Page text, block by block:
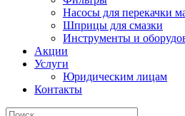
Насосы для перекачки
Шприцы для смазки
Инструменты и
Акции
Услуги
Юридическим лицам
Контакты